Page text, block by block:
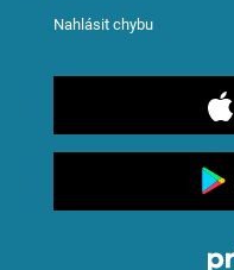
Nahlásit chybu